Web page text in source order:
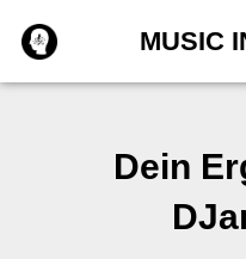
Inhalt
springen
MUSIC
Dein